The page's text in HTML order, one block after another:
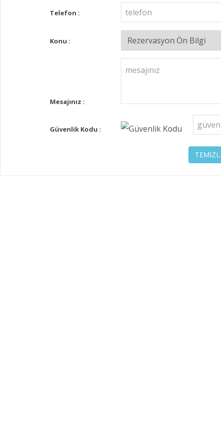
Telefon :
Konu :
Mesajınız :
Güvenlik Kodu :